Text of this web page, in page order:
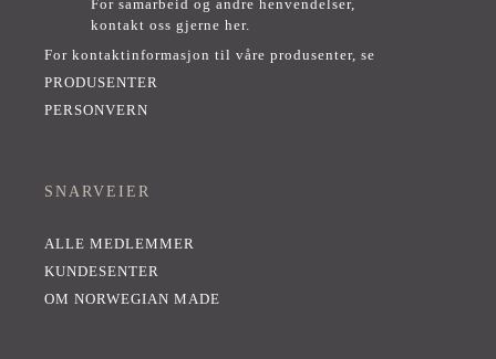
For samarbeid og andre henvendelser,
kontakt oss gjerne her.
For kontaktinformasjon til våre produsenter, se
PRODUSENTER
PERSONVERN
SNARVEIER
ALLE MEDLEMMER
KUNDESENTER
OM NORWEGIAN MADE